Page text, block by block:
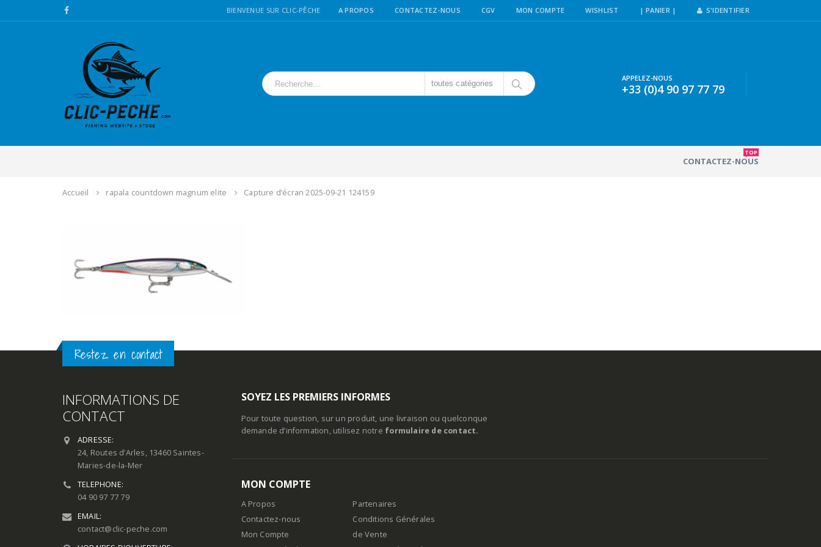
BIENVENUE SUR CLIC-PÊCHE A PROPOS CONTACTEZ-NOUS CGV MON COMPTE WISHLIST | PANIER | S'IDENTIFIER
toutes catégories
APPELEZ-NOUS
+33 (0)4 90 97 77 79
CONTACTEZ-NOUS
TOP
Accueil rapala countdown magnum elite Capture d’écran 2025-09-21 124159
Restez en contact
INFORMATIONS DE
CONTACT
ADRESSE:
24, Routes d’Arles, 13460 Saintes-
Maries-de-la-Mer
TELEPHONE:
04 90 97 77 79
EMAIL:
contact@clic-peche.com
SOYEZ LES PREMIERS INFORMES
Pour toute question, sur un produit, une livraison ou quelconque
demande d’information, utilisez notre formulaire de contact.
MON COMPTE
A Propos
Contactez-nous
Mon Compte
Partenaires
Conditions Générales
de Vente